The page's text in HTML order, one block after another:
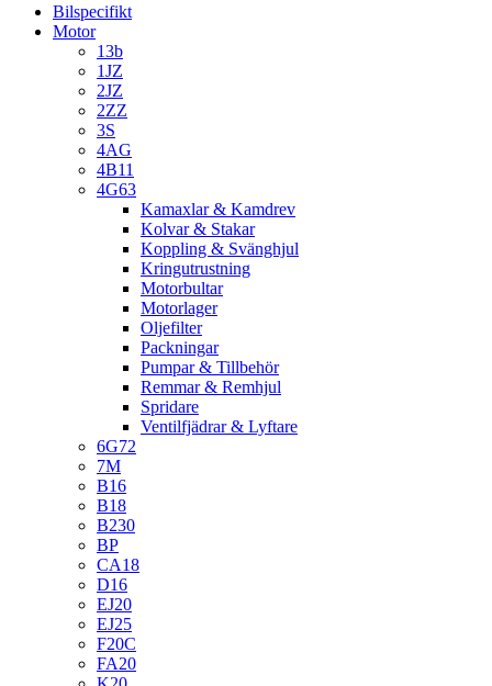
Bilspecifikt
Motor
13b
1JZ
2JZ
2ZZ
3S
4AG
4B11
4G63
Kamaxlar & Kamdrev
Kolvar & Stakar
Koppling & Svänghjul
Kringutrustning
Motorbultar
Motorlager
Oljefilter
Packningar
Pumpar & Tillbehör
Remmar & Remhjul
Spridare
Ventilfjädrar & Lyftare
6G72
7M
B16
B18
B230
BP
CA18
D16
EJ20
EJ25
F20C
FA20